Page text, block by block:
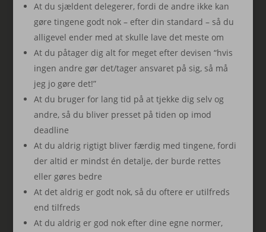
At du sjældent delegerer, fordi de andre ikke kan
gøre tingene godt nok – efter din standard – så du
alligevel ender med at skulle lave det meste om
At du påtager dig alt for meget efter devisen “hvis
ingen andre gør det/tager ansvaret på sig, så må
jeg jo gøre det!”
At du bruger for lang tid på at tjekke dig selv og
andre, så du bliver presset på tiden op imod
deadline
At du aldrig rigtigt bliver færdig med tingene, fordi
der altid er mindst én detalje, der burde rettes
eller gøres bedre
At det aldrig er godt nok, så du oftere er utilfreds
end tilfreds
At du aldrig er god nok efter dine egne normer,